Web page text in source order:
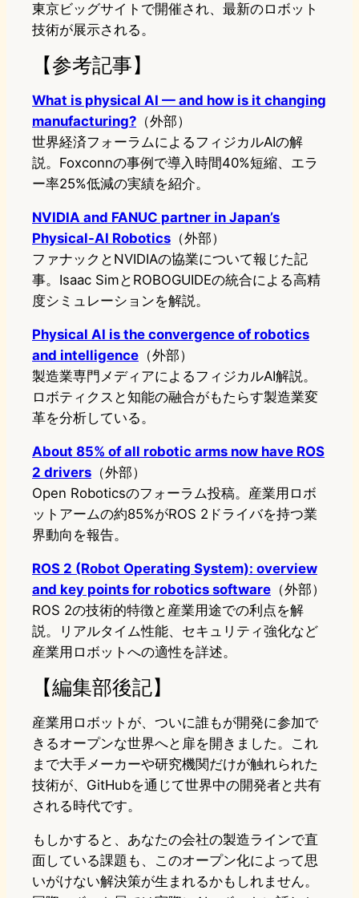
東京ビッグサイトで開催され、最新のロボット
技術が展示される。
【参考記事】
What is physical AI — and how is it changing
manufacturing? （外部）
世界経済フォーラムによるフィジカルAIの解
説。Foxconnの事例で導入時間40%短縮、エラ
ー率25%低減の実績を紹介。
NVIDIA and FANUC partner in Japan’s
Physical-AI Robotics （外部）
ファナックとNVIDIAの協業について報じた記
事。Isaac SimとROBOGUIDEの統合による高精
度シミュレーションを解説。
Physical AI is the convergence of robotics
and intelligence （外部）
製造業専門メディアによるフィジカルAI解説。
ロボティクスと知能の融合がもたらす製造業変
革を分析している。
About 85% of all robotic arms now have ROS
2 drivers （外部）
Open Roboticsのフォーラム投稿。産業用ロボ
ットアームの約85%がROS 2ドライバを持つ業
界動向を報告。
ROS 2 (Robot Operating System): overview
and key points for robotics software （外部）
ROS 2の技術的特徴と産業用途での利点を解
説。リアルタイム性能、セキュリティ強化など
産業用ロボットへの適性を詳述。
【編集部後記】
産業用ロボットが、ついに誰もが開発に参加で
きるオープンな世界へと扉を開きました。これ
まで大手メーカーや研究機関だけが触れられた
技術が、GitHubを通じて世界中の開発者と共有
される時代です。
もしかすると、あなたの会社の製造ラインで直
面している課題も、このオープン化によって思
いがけない解決策が生まれるかもしれません。